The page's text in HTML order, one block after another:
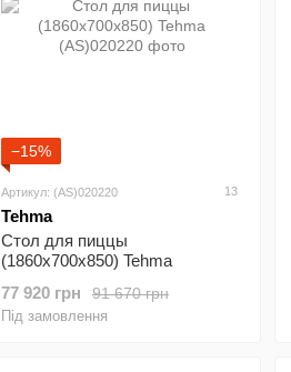
−15%
Артикул: (AS)020220 13
Tehma
Стол для пиццы
(1860х700х850) Tehma
91 670 грн
77 920 грн
Під замовлення